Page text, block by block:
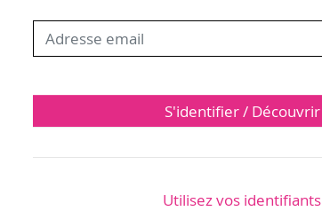
S'identifier / Découvrir
Utilisez vos identifiants